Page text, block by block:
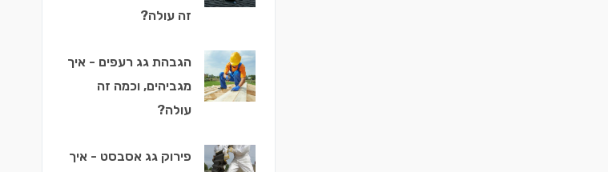
זה עולה?
הגבהת גג רעפים - איך
מגביהים, וכמה זה
עולה?
פירוק גג אסבסט - איך